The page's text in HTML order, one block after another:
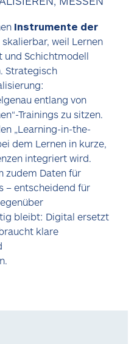
Instrumente der
skalierbar, weil Lernen
und Schichtmodell
Strategisch
entlang von
Trainings zu sitzen.
„Learning-in-the-
dem Lernen in kurze,
integriert wird.
zudem Daten für
– entscheidend für
bleibt: Digital ersetzt
klare